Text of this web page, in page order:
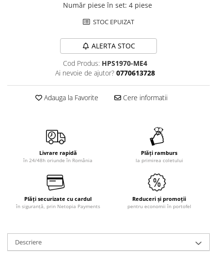
Număr piese în set: 4 piese
STOC EPUIZAT
ALERTA STOC
Cod Produs: HPS1970-ME4
Ai nevoie de ajutor? 0770613728
Adauga la Favorite Cere informatii
Livrare rapidă
în 24/48h oriunde în România
Plăți ramburs
la primirea coletului
Plăți securizate cu cardul
în siguranță, prin Netopia Payments
Reduceri și promoții
pentru economii în portofel
Descriere